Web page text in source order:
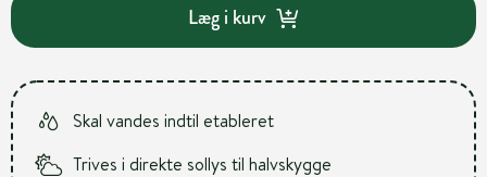
Læg i kurv
Skal vandes indtil etableret
Trives i direkte sollys til halvskygge